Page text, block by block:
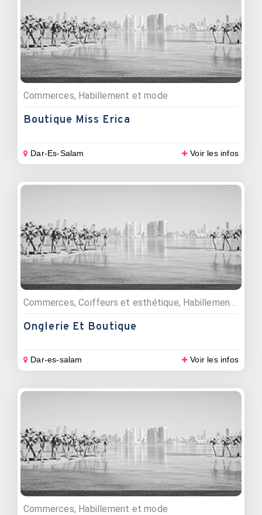
Commerces, Habillement et mode
Boutique Miss Erica
Dar-Es-Salam Voir les infos
Onglerie Et Boutique
Dar-es-salam Voir les infos
Commerces, Habillement et mode